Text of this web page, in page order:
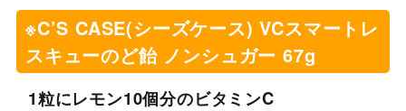
※C’S CASE(シーズケース) VCスマートレ
スキューのど飴 ノンシュガー 67g
1粒にレモン10個分のビタミンC